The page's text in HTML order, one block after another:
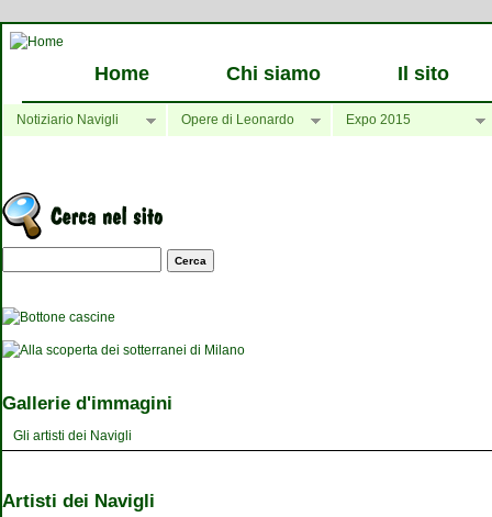
Home Chi siamo Il sito
Notiziario Navigli Opere di Leonardo Expo 2015
Maschera di ricerca
Gallerie d'immagini
Gli artisti dei Navigli
Artisti dei Navigli